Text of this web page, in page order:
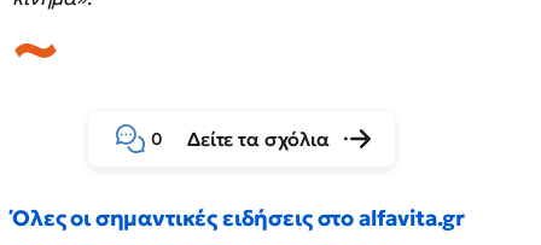
0 Δείτε τα σχόλια
Όλες οι σημαντικές ειδήσεις στο alfavita.gr